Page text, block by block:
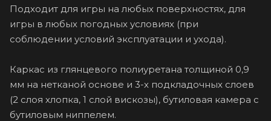
Подходит для игры на любых поверхностях, для
игры в любых погодных условиях (при
соблюдении условий эксплуатации и ухода).
Каркас из глянцевого полиуретана толщиной 0,9
мм на нетканой основе и 3-х подкладочных слоев
(2 слоя хлопка, 1 слой вискозы), бутиловая камера с
бутиловым ниппелем.